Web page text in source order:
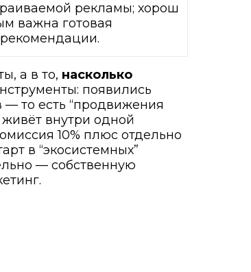
рекламы; хорош
важна готовая
а в то, насколько
появились
— то есть “продвижения
живёт внутри одной
10% плюс отдельно
в “экосистемных”
— собственную